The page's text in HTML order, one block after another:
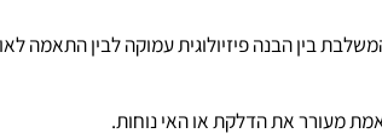
הבנה פיזיולוגית עמוקה לבין התאמה לאורח